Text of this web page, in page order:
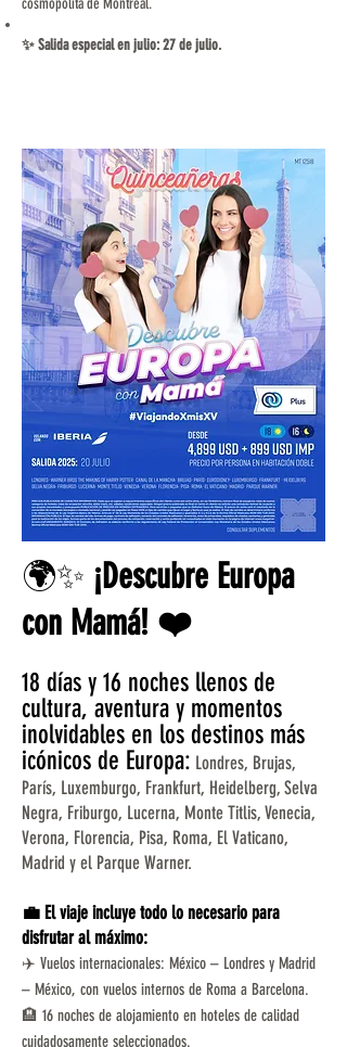
✨ Salida especial en julio: 27 de julio.
🌍✨ ¡Descubre Europa
con Mamá! ❤️
18 días y 16 noches llenos de
cultura, aventura y momentos
inolvidables en los destinos más
icónicos de Europa: Londres, Brujas,
París, Luxemburgo, Frankfurt, Heidelberg, Selva
Negra, Friburgo, Lucerna, Monte Titlis, Venecia,
Verona, Florencia, Pisa, Roma, El Vaticano,
Madrid y el Parque Warner.
💼 El viaje incluye todo lo necesario para
disfrutar al máximo:
✈️ Vuelos internacionales: México – Londres y Madrid
– México, con vuelos internos de Roma a Barcelona.
🏨 16 noches de alojamiento en hoteles de calidad
cuidadosamente seleccionados.